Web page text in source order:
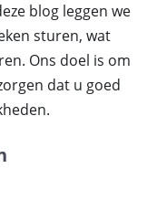
blog leggen we
sturen, wat
Ons doel is om
dat u goed